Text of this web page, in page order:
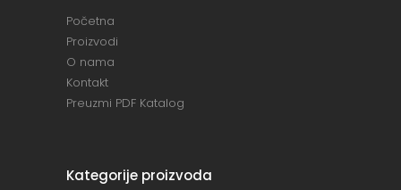
Početna
Proizvodi
O nama
Kontakt
Preuzmi PDF Katalog
Kategorije proizvoda